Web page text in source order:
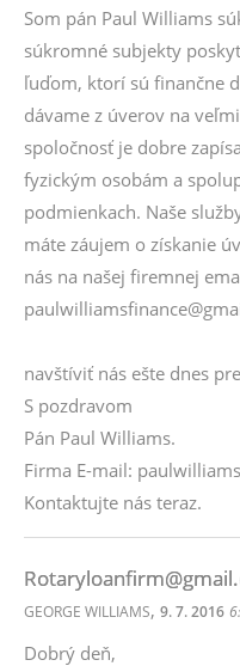
Som pán Paul Williams
súkromné subjekty
ľuďom, ktorí sú finančne
dávame z úverov na
spoločnosť je dobre
fyzickým osobám a
podmienkach. Naše
máte záujem o získanie
nás na našej firemnej
navštíviť nás ešte dnes
S pozdravom
Pán Paul Williams.
Firma E-mail:
Kontaktujte nás teraz.
GEORGE WILLIAMS, 9. 7. 2016
Dobrý deň,